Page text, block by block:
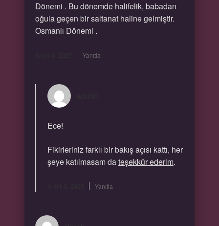
Dönemi . Bu dönemde halifelik, babadan
oğula geçen bir saltanat haline gelmiştir.
Osmanlı Dönemi .
Yanıtla
Ece!
Fikirleriniz farklı bir bakış açısı kattı, her
şeye katılmasam dateşekkür ederim.
Yanıtla